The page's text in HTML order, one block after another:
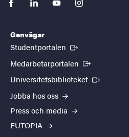
facebooklinkedinyoutubeinstagram
Genvägar
Studentportalen (Extern länk)
Medarbetarportalen (Extern länk)
Universitetsbiblioteket (Extern länk)
Jobba hos oss
Press och media
EUTOPIA